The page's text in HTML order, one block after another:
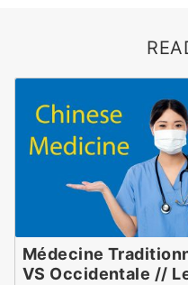
Médecine
VS Occidentale //